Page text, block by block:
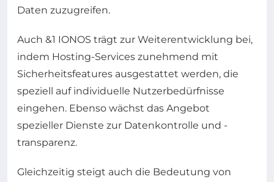
Daten zuzugreifen.
Auch &1 IONOS trägt zur Weiterentwicklung bei,
indem Hosting-Services zunehmend mit
Sicherheitsfeatures ausgestattet werden, die
speziell auf individuelle Nutzerbedürfnisse
eingehen. Ebenso wächst das Angebot
spezieller Dienste zur Datenkontrolle und -
transparenz.
Gleichzeitig steigt auch die Bedeutung von